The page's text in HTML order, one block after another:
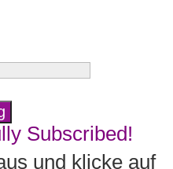
Subscribed!
und klicke auf